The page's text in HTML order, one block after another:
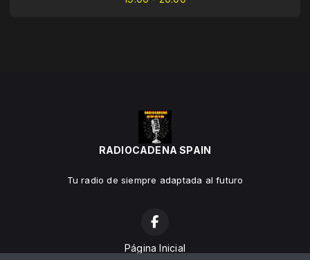
RADIOCADENA SPAIN
Tu radio de siempre adaptada al futuro
Página Inicial